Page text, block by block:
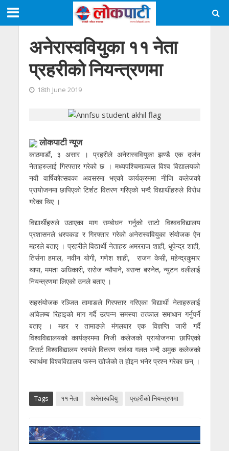
अनेरास्ववियुका ११ नेता
प्रहरीको नियन्त्रणमा
18th June 2019
लाेकपाटी न्यूज
काठमाडौं, ३ असार । प्रहरीले अनेरास्ववियुका झण्डै एक दर्जन
नेताहरुलाई गिरफ्तार गरेको छ । मध्यपश्चिमाञ्चल विश्व विद्यालयको
नवौ वार्षिकोत्सवका अवसरमा भएको कार्यक्रममा नीजि कलेजको
प्रायोजनमा छापिएको टिर्शट वितरण गरिएको भन्दै विद्यार्थीहरुले विरोध
गरेका थिए ।
विद्यार्थीहरुले उठाएका माग सम्बोधन गर्नुको साटो विश्ववविद्यालय
प्रशासनले धरपकड र गिरफ्तार गरेको अनेरास्ववियुका संयोजक ऐन
महरले बताए । प्रहरीले विद्यार्थी नेताहरु अमरराज शाही, धुपेन्द्र शाही,
तिर्सना हमाल, नवीन योगी, गणेश शाही, राजन केसी, महेन्द्रकुमार
थापा, ममता अधिकारी, सरोज न्यौपाने, बसन्त बस्नेत, न्युटन वलीलाई
नियन्त्रणमा लिएको उनले बताए ।
सहसंयोजक रञ्जित तामाङले गिरफ्तार गरिएका विद्यार्थी नेताहरुलाई
अविलम्ब रिहाइको माग गर्दै उत्पन्न समस्या तत्काल समाधान गर्नुपर्ने
बताए । महर र तामाङले मंगलबार एक विज्ञप्ति जारी गर्दै
विश्वविद्यालयको कार्यक्रममा निजी कलेजको प्रायोजनमा छापिएको
टिसर्ट विश्वविद्यालय स्वयंले वितरण सर्वथा गलत भन्दै अमुक कलेजको
स्वार्थमा विश्वविद्यालय फस्न खोजेको त होइन भनेर प्रश्न गरेका छन् ।
Tags ११ नेता अनेरास्ववियु प्रहरीको नियन्त्रणमा